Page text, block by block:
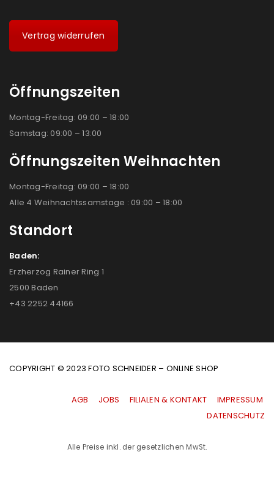
Vertrag widerrufen
Öffnungszeiten
Montag-Freitag: 09:00 – 18:00
Samstag: 09:00 – 13:00
Öffnungszeiten Weihnachten
Montag-Freitag: 09:00 – 18:00
Alle 4 Weihnachtssamstage : 09:00 – 18:00
Standort
Baden:
Erzherzog Rainer Ring 1
2500 Baden
+43 2252 44166
COPYRIGHT © 2023 FOTO SCHNEIDER – ONLINE SHOP
AGB JOBS FILIALEN & KONTAKT
IMPRESSUM
|DATENSCHUTZ
Alle Preise inkl. der gesetzlichen MwSt.